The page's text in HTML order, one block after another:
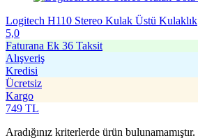
Logitech H110 Stereo Kulak Üstü Kulaklık
5,0
Faturana Ek 36 Taksit
Alışveriş
Kredisi
Ücretsiz
Kargo
749 TL
Aradığınız kriterlerde ürün bulunamamıştır.